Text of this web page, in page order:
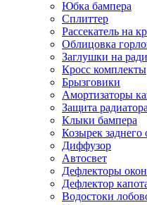
Юбка бампера
Сплиттер
Рассекатель на
Облицовка
Заглушки на
Кросс комплекты
Брызговики
Амортизаторы
Защита радиатора
Клыки бампера
Козырек заднего
Диффузор
Автосвет
Дефлекторы окон
Дефлектор
Водостоки